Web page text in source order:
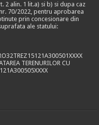
2 alin. 1 lit.a) si b) si dupa caz
70/2022, pentru aprobarea
prin concesionare din
ale statului:
TERENURILOR CU